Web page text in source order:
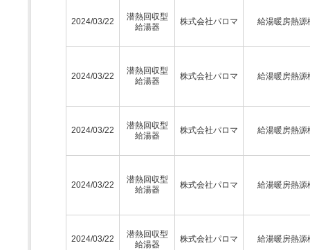
2024/03/22
潜熱回収型
給湯器
株式会社パロマ 給湯暖房熱源
2024/03/22
潜熱回収型
給湯器
株式会社パロマ 給湯暖房熱源
2024/03/22
潜熱回収型
給湯器
株式会社パロマ 給湯暖房熱源
2024/03/22
潜熱回収型
給湯器
株式会社パロマ 給湯暖房熱源
2024/03/22
潜熱回収型
給湯器
株式会社パロマ 給湯暖房熱源